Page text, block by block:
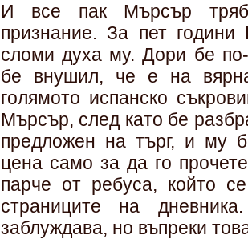
И все пак Мърсър
признание. За пет
сломи духа му. Дори бе по-
бе внушил, че е на
голямото испанско
Мърсър, след като бе
предложен на търг, и му
цена само за да го
парче от ребуса, който
страниците на
заблуждава, но въпреки